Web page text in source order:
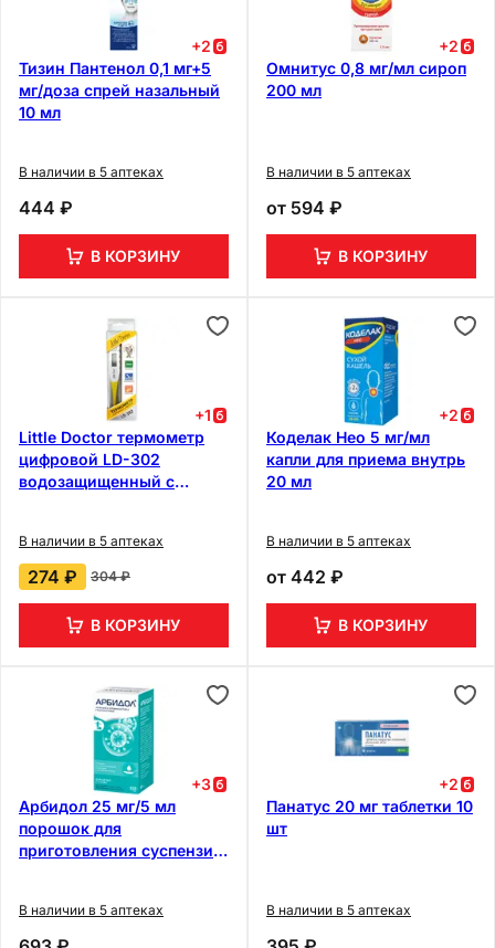
+2
Тизин Пантенол 0,1 мг+5
мг/доза спрей назальный
10 мл
В наличии в 5 аптеках
444 ₽
В КОРЗИНУ
+2
Омнитус 0,8 мг/мл сироп
200 мл
В наличии в 5 аптеках
от 594 ₽
В КОРЗИНУ
+1
Little Doctor термометр
цифровой LD-302
водозащищенный с
В наличии в 5 аптеках
274 ₽ 304 ₽
В КОРЗИНУ
+2
Коделак Нео 5 мг/мл
капли для приема внутрь
20 мл
В наличии в 5 аптеках
от 442 ₽
В КОРЗИНУ
+3
Арбидол 25 мг/5 мл
порошок для
приготовления суспензии
В наличии в 5 аптеках
+2
Панатус 20 мг таблетки 10
шт
В наличии в 5 аптеках